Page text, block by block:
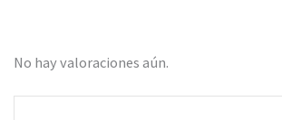
No hay valoraciones aún.